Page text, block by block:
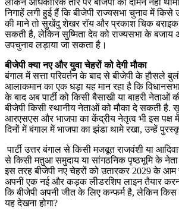
निगाहें लगी हुई हैं कि बीजेपी राज्यसभा चुनाव में किसे
की माने तो सुखेंदु शेखर रॉय और प्रकाश चिक बराइक
सकती है, लेकिन सुष्मिता देव को राज्यसभा के
उपचुनाव लड़ाया जा सकता है।
बीजेपी क्या नए और युवा चेहरों को देगी मौका
बंगाल में सत्ता परिवर्तन के बाद से बीजेपी के हौसले
आलाकमान का एक धड़ा यह मान रहा है कि
के बाद अब पार्टी को किसी बैसाखी या बाहरी
बीजेपी किसी स्थानीय नेताओं को मौका दे सकती है.
आरएसएस और भाजपा का केंद्रीय नेतृत्व भी इस पक्ष
दिनों में बंगाल में भाजपा का झंडा थामे रखा, उन्हें
पार्टी उत्तर बंगाल से किसी मजबूत राजवंशी या
से किसी मतुआ समुदाय या सांगठनिक पृष्ठभूमि के
इस तरह बीजेपी नए चेहरों को उतारकर 2029 के आम
अपनी एक नई और कड़क लीडरशिप लाइन तैयार
कि बीजेपी अपनी जीत के लिए कन्फर्म है, लेकिन
यह देखना होगा?